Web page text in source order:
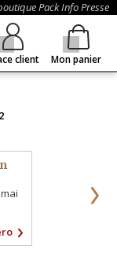
Pack Info Presse
client Mon panier